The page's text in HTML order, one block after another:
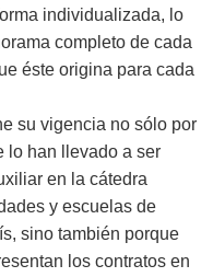
individualizada, lo
completo de cada
éste origina para cada
su vigencia no sólo por
lo han llevado a ser
en la cátedra
y escuelas de
sino también porque
los contratos en